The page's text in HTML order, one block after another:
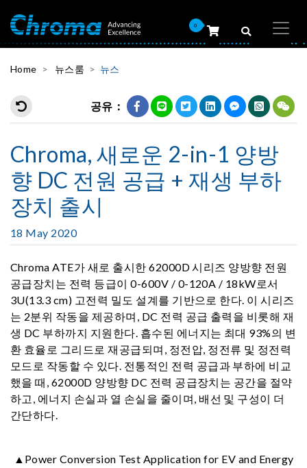
0
Home 뉴스룸 뉴스
공유：
Chroma, 새로운 2-in-1 양방
향 DC 전원 공급 + 재생 부하
장치 출시
18 May 2020
Chroma ATE가 새로 출시한 62000D 시리즈 양방향 전원
공급장치는 전력 등급이 0-600V / 0-120A / 18kW로서
3U(13.3 cm) 고전력 밀도 설계를 기반으로 한다. 이 시리즈
는 2분위 작동을 제공하며, DC 전력 공급 출력을 비롯해 재
생 DC 부하까지 지원한다. 흡수된 에너지는 최대 93%의 변
환 효율로 그리드로 재공급되며, 정전압, 정전류 및 정전력
모드로 작동할 수 있다. 전통적인 전력 공급과 부하에 비교
했을 때, 62000D 양방향 DC 전력 공급장치는 공간을 절약
하고, 에너지 손실과 열 손실을 줄이며, 배선 및 구성이 더
간단하다.
▲Power Conversion Test Application for EV and Energy